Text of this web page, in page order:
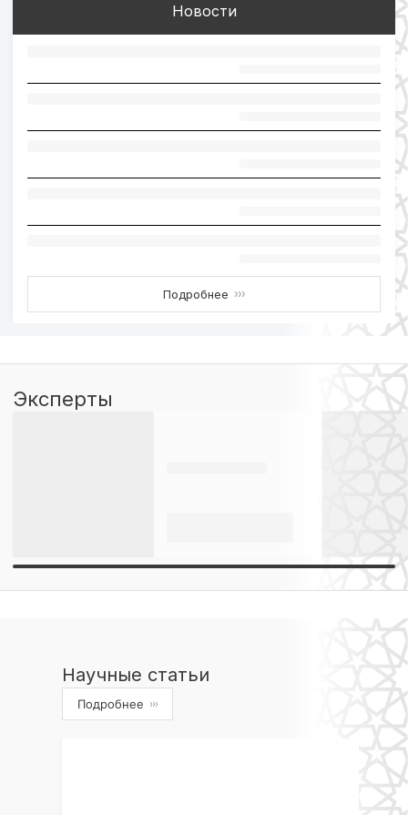
Новости
Подробнее ›››
Эксперты
Научные статьи
Подробнее ›››